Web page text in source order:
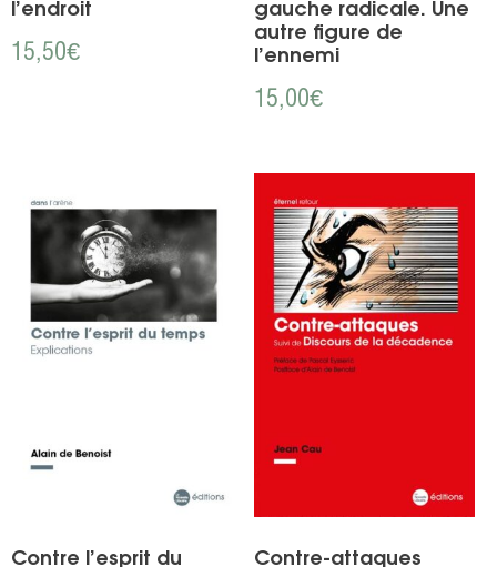
l’endroit
15,50€
gauche radicale. Une
autre figure de
l’ennemi
15,00€
Contre l’esprit du
Contre-attaques